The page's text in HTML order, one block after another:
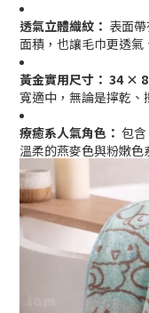
透氣立體織紋： 表面
面積，也讓毛巾更透氣
黃金實用尺寸： 34 ×
寬適中，無論是擰乾、
療癒系人氣角色： 包
溫柔的燕麥色與粉嫩色